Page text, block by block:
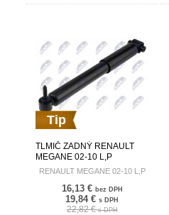
Tip
TLMIČ ZADNÝ RENAULT
MEGANE 02-10 L,P
8200038257 A-RE-010
RENAULT MEGANE 02-10 L,P
16,13 € bez DPH
19,84 € s DPH
22,82 €s DPH